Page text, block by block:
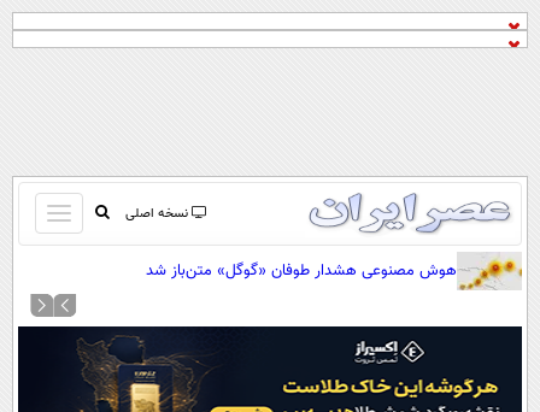
نسخه اصلی
باز
و
کردن
صفحه اول
آرشیو
نظرسنجی
هوش مصنوعی هشدار طوفان «گوگل» متن‌باز شد